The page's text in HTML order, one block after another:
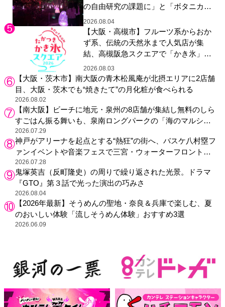
の自由研究の課題に」と「ボタニカル
ガーデン 大阪」へ招待
2026.08.04
【大阪・高槻市】フルーツ系からおか
ず系、伝統の天然氷まで人気店が集
結、高槻阪急スクエアで「かき氷」祭
り
2026.08.03
【大阪・茨木市】南大阪の青木松風庵が北摂エリアに2店舗
目、大阪・茨木でも“焼きたて”の月化粧が食べられる
2026.08.02
【南大阪】ビーチに地元・泉州の8店舗が集結し無料のしら
すごはん振る舞いも、泉南ロングパークの「海のマルシ
ェ」がリニューアル！
2026.07.29
神戸がアリーナを起点とする“熱狂”の街へ、バスケ八村塁フ
ァンイベントや音楽フェスで三宮・ウォーターフロントを
活性化
2026.07.28
鬼塚英吉（反町隆史）の周りで繰り返された光景。ドラマ
『GTO』第３話で光った演出の巧みさ
2026.08.04
【2026年最新】そうめんの聖地・奈良＆兵庫で楽しむ、夏
のおいしい体験「流しそうめん体験」おすすめ3選
2026.06.09